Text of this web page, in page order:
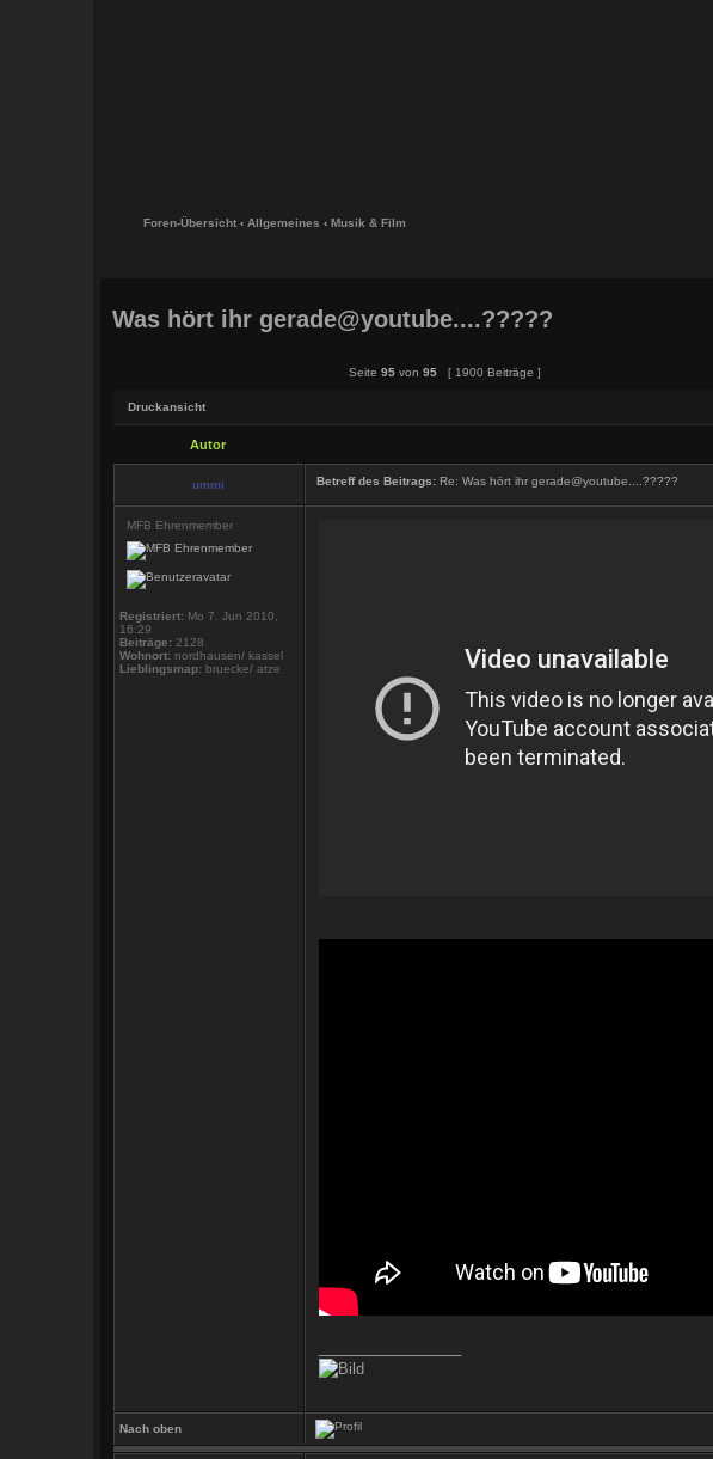
Foren-Übersicht ‹ Allgemeines ‹ Musik & Film
Was hört ihr gerade@youtube....?????
Seite 95von 95[ 1900 Beiträge ]
Druckansicht
Autor
ummi Betreff des Beitrags:Re: Was hört ihr gerade@youtube....?????
MFB Ehrenmember
Registriert:Mo 7. Jun 2010,
16:29
Beiträge:2128
Wohnort:nordhausen/ kassel
Lieblingsmap:bruecke/ atze
Nach oben